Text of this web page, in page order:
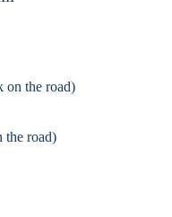
on the road)
the road)